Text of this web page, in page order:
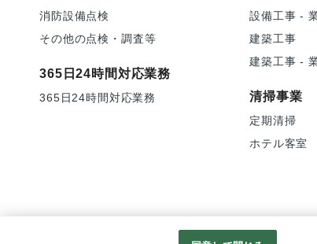
消防設備点検
その他の点検・調査等
365日24時間対応業務
365日24時間対応業務
設備工事 -
建築工事
建築工事 -
清掃事業
定期清掃
ホテル客室